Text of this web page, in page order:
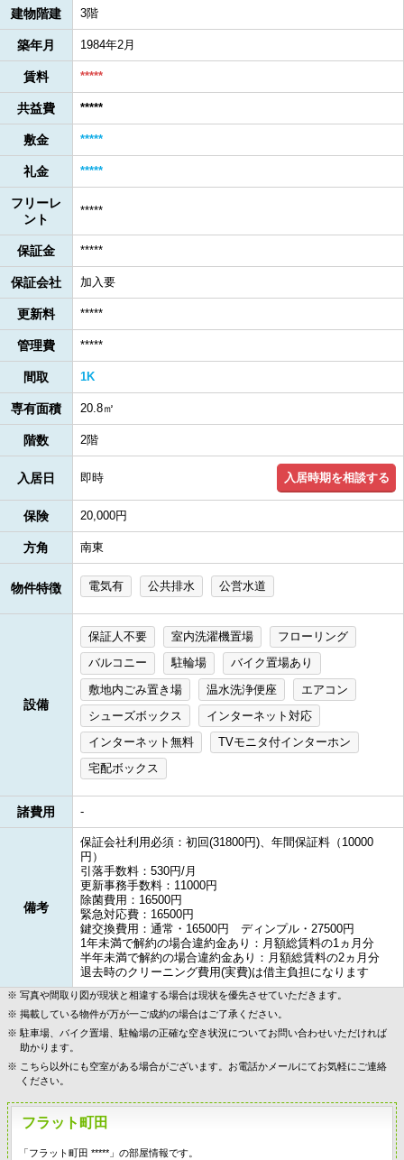
建物階建 3階
築年月 1984年2月
賃料 *****
共益費 *****
敷金 *****
礼金 *****
フリーレ
ント
*****
保証金 *****
保証会社 加入要
更新料 *****
管理費 *****
間取 1K
専有面積 20.8㎡
階数 2階
入居日 即時 入居時期を相談する
保険 20,000円
方角 南東
物件特徴 電気有 公共排水 公営水道
設備
保証人不要 室内洗濯機置場
フローリング
バルコニー
駐輪場
バイク置場あり
敷地内ごみ置き場
温水洗浄便座
エアコン
シューズボックス
インターネット対応
インターネット無料
TVモニタ付インターホン
宅配ボックス
諸費用 -
備考
保証会社利用必須：初回(31800円)、年間保証料（10000
円）
引落手数料：530円/月
更新事務手数料：11000円
除菌費用：16500円
緊急対応費：16500円
鍵交換費用：通常・16500円 ディンプル・27500円
1年未満で解約の場合違約金あり：月額総賃料の1ヵ月分
半年未満で解約の場合違約金あり：月額総賃料の2ヵ月分
退去時のクリーニング費用(実費)は借主負担になります
写真や間取り図が現状と相違する場合は現状を優先させていただきます。
掲載している物件が万が一ご成約の場合はご了承ください。
駐車場、バイク置場、駐輪場の正確な空き状況についてお問い合わせいただければ
助かります。
こちら以外にも空室がある場合がございます。お電話かメールにてお気軽にご連絡
ください。
フラット町田
「フラット町田 *****」の部屋情報です。